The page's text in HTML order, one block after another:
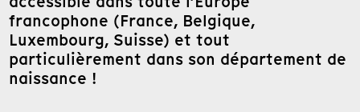
francophone (France, Belgique,
Luxembourg, Suisse) et tout
particulièrement dans son département de
naissance !